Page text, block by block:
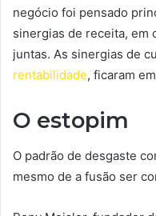
negócio foi pensado
sinergias de receita, em
juntas. As sinergias de
rentabilidade, ficaram
O estopim
O padrão de desgaste
mesmo de a fusão ser